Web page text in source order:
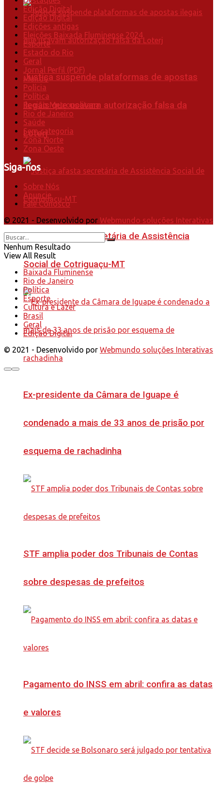
Justiça suspende plataformas de apostas
ilegais que usavam autorização falsa da
Loterj
Justiça afasta secretária de Assistência
Social de Cotriguaçu-MT
Ex-presidente da Câmara de Iguape é
condenado a mais de 33 anos de prisão por
esquema de rachadinha
STF amplia poder dos Tribunais de Contas
sobre despesas de prefeitos
Pagamento do INSS em abril: confira as datas
e valores
Edição Digital
Edição Digital
Edições antigas
Eleições Baixada Fluminense 2024
Esporte
Estado do Rio
Geral
Jornal Perfil (PDF)
Mundo
Polícia
Política
Região Metropolitana
Rio de Janeiro
Saúde
Sem categoria
Zona Norte
Zona Oeste
Siga-nos
Sobre Nós
Anuncie
Fale Conosco
© 2021 - Desenvolvido por Webmundo soluções Interativas
Nenhum Resultado
View All Result
Baixada Fluminense
Rio de Janeiro
Política
Esporte
Cultura e Lazer
Brasil
Geral
Edição Digital
© 2021 - Desenvolvido por Webmundo soluções Interativas